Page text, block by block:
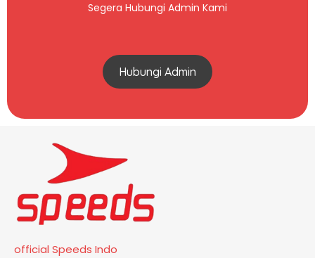
Segera Hubungi Admin Kami
Hubungi Admin
official Speeds Indo